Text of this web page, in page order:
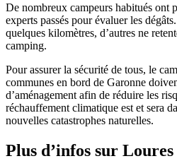
De nombreux campeurs habitués ont
experts passés pour évaluer les
quelques kilomètres, d’autres ne
camping.
Pour assurer la sécurité de tous, le
communes en bord de Garonne
d’aménagement afin de réduire les
réchauffement climatique est et sera
nouvelles catastrophes naturelles.
Plus d’infos sur Loures